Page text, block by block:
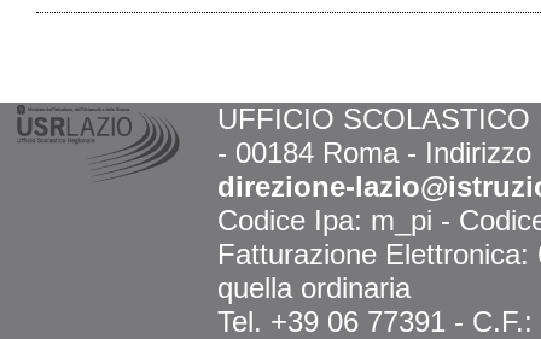
UFFICIO
- 00184 Roma -
direzione-
Codice Ipa: m_pi -
Fatturazione
quella ordinaria
Tel. +39 06 77391 -